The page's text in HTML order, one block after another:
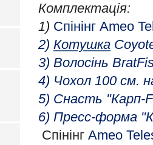
Комплектація:
1) Спінінг Ameo
2) Котушка
3) Волосінь
4) Чохол 100 см.
5) Снасть "Карп-
6) Пресс-форма
Спінінг Ameo